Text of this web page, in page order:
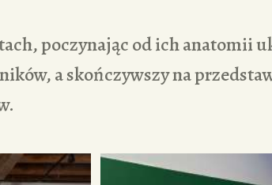
poczynając od ich anatomii
a skończywszy na